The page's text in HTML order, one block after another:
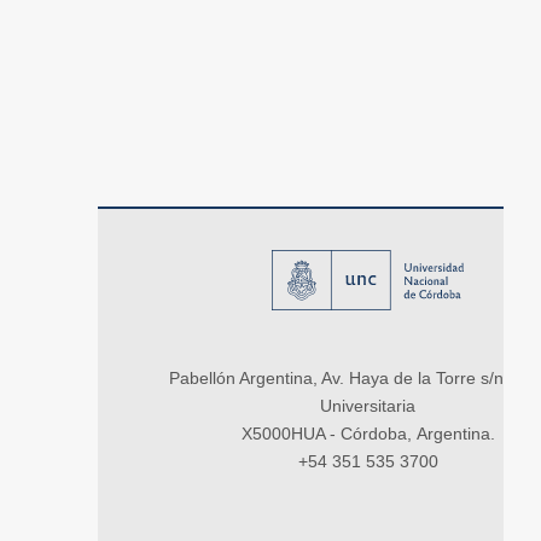
Pabellón Argentina, Av. Haya de la Torre s/n,
Universitaria
X5000HUA - Córdoba, Argentina.
+54 351 535 3700